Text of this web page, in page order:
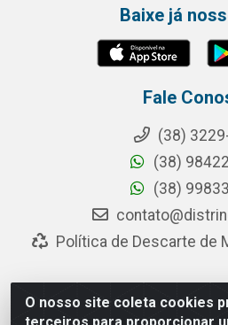
O nosso site coleta cookies
Baixe já
Fale
(38)
(38)
(38)
Política de Descarte de
Distrinorte Distribuidora de